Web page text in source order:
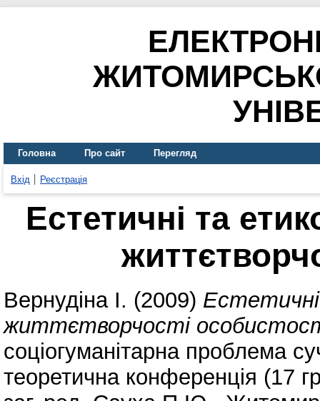
Головна Про сайт Перегляд
Вхід Реєстрація
Естетичні та
Вернудіна І. (2009) Естетичні
життєтворчості
соціогуманітарна проблема
теоретична конференція (17